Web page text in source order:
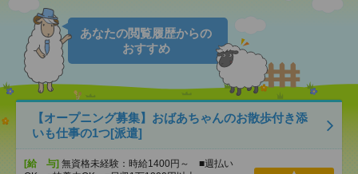
あなたの閲覧履歴からの
おすすめ
【オープニング募集】おばあちゃんのお散歩付き添
いも仕事の1つ[派遣]
[給 与] 無資格未経験：時給1400円～ ■週払い